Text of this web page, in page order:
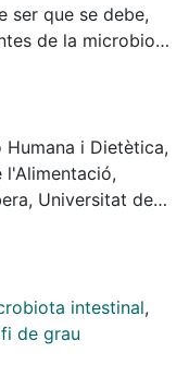
ser que se debe,
de la microbiota
es un
y compiten
dieta. Existen
modulación de la
entre los
dietéticos.
y/o
no transmisibles.
en fibra
los
i Dietètica,
l'Alimentació,
Universitat de
Pilar Vinardell
intestinal,
de grau